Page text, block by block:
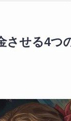
させる4つ